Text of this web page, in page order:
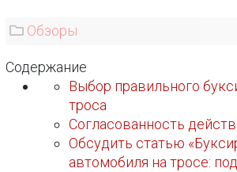
Обзоры
Содержание
Выбор правильного
троса
Согласованность
Обсудить статью
автомобиля на тросе: